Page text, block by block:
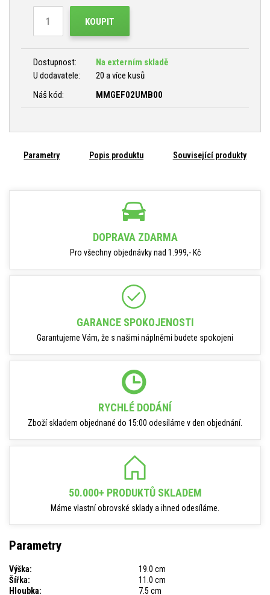
KOUPIT
Dostupnost:
Na externím skladě
U dodavatele:
20 a více kusů
Náš kód:
MMGEF02UMB00
Parametry Popis produktu Související produkty
DOPRAVA ZDARMA
Pro všechny objednávky nad 1.999,- Kč
GARANCE SPOKOJENOSTI
Garantujeme Vám, že s našimi náplněmi budete spokojeni
RYCHLÉ DODÁNÍ
Zboží skladem objednané do 15:00 odesíláme v den objednání.
50.000+ PRODUKTŮ SKLADEM
Máme vlastní obrovské sklady a ihned odesíláme.
Parametry
Výška:
19.0 cm
Šířka:
11.0 cm
Hloubka:
7.5 cm